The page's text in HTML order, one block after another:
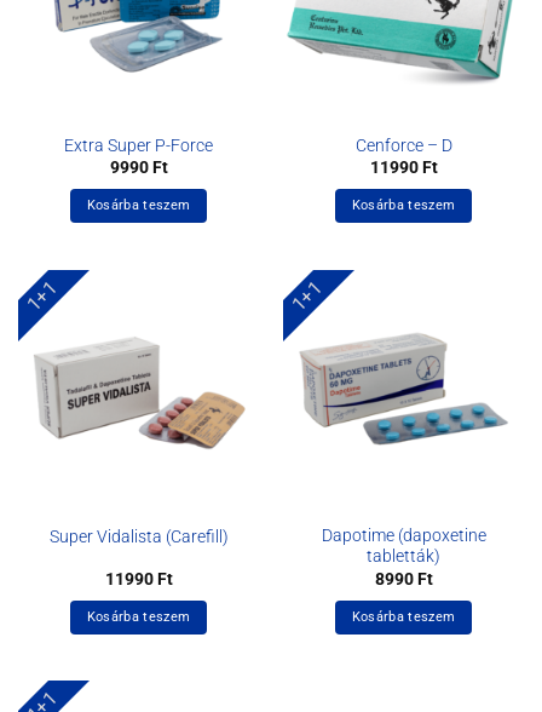
Extra Super P-Force
9990Ft
Kosárba teszem
Cenforce – D
11990Ft
Kosárba teszem
1+1
Super Vidalista (Carefill)
11990Ft
Kosárba teszem
1+1
Dapotime (dapoxetine
tabletták)
8990Ft
Kosárba teszem